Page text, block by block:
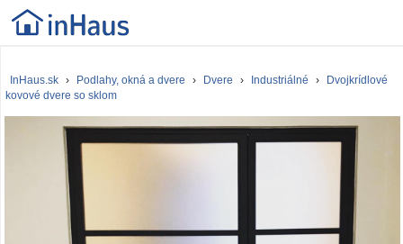
InHaus.sk › Podlahy, okná a dvere › Dvere › Industriálné ›
Dvojkrídlové
kovové dvere so sklom